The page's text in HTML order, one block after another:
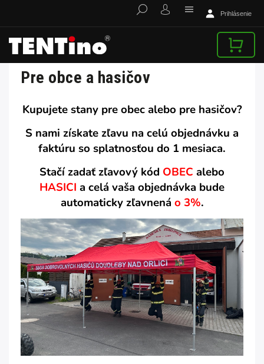
Prihlásenie
Pre obce a hasičov
Kupujete stany pre obec alebo pre hasičov?
S nami získate zľavu na celú objednávku a
faktúru so splatnosťou do 1 mesiaca.
Stačí zadať zľavový kód OBEC alebo
HASICI a celá vaša objednávka bude
automaticky zľavnená o 3%.